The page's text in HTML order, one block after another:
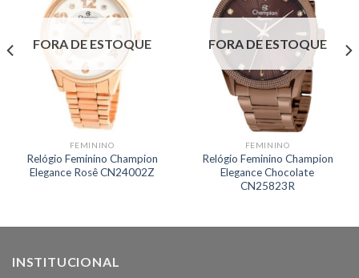
FORA DE ESTOQUE
FEMININO
Relógio Feminino Champion
Elegance Rosê CN24002Z
FORA DE ESTOQUE
FEMININO
Relógio Feminino Champion
Elegance Chocolate
CN25823R
INSTITUCIONAL